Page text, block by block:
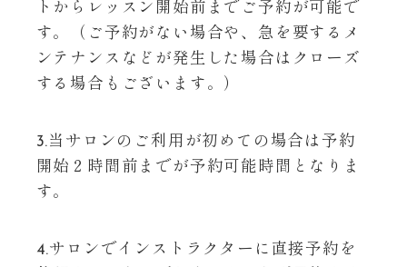
トからレッスン開始前までご予約が可能で
す。（ご予約がない場合や、急を要するメ
ンテナンスなどが発生した場合はクローズ
する場合もございます。）
3.当サロンのご利用が初めての場合は予約
開始２時間前までが予約可能時間となりま
す。
4.サロンでインストラクターに直接予約を